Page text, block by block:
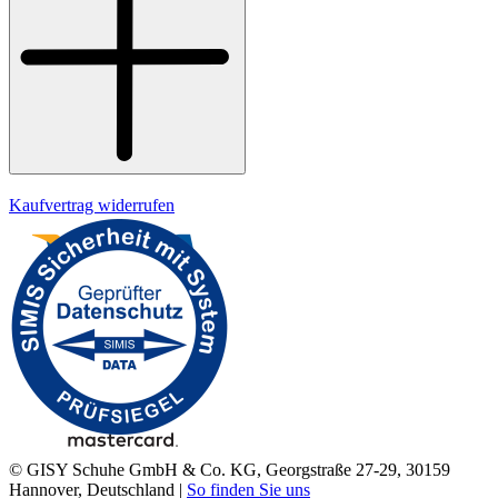
Kaufvertrag widerrufen
© GISY Schuhe GmbH & Co. KG, Georgstraße 27-29, 30159
Hannover, Deutschland | So finden Sie uns